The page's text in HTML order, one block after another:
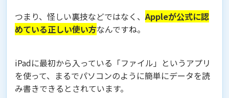
つまり、怪しい裏技などではなく、Appleが公式に認
めている正しい使い方なんですね。
iPadに最初から入っている「ファイル」というアプリ
を使って、まるでパソコンのように簡単にデータを読
み書きできるとされています。